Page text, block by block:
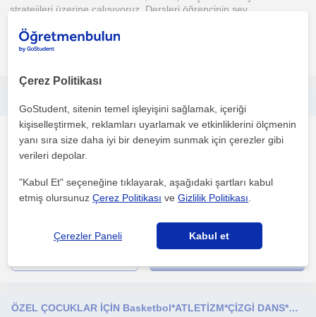
stratejileri üzerine çalışıyoruz. Dersleri öğrencinin sev...
daha fazlasını gör
Masa Tenisi
Eğlenceli bir şekilde ders aktarımını yaparız canı sıkıldığında ise
ÖZEL ÇOCUKLAR İÇİN Basketbol*ATLETİZM*ÇİZGİ DANS*HALK OYUNLARI*MASA TENİSİ SPOR
Çerez Politikası
GoStudent, sitenin temel işleyişini sağlamak, içeriği
kişiselleştirmek, reklamları uyarlamak ve etkinliklerini ölçmenin
yanı sıra size daha iyi bir deneyim sunmak için çerezler gibi
verileri depolar.
"Kabul Et" seçeneğine tıklayarak, aşağıdaki şartları kabul
etmiş olursunuzÇerez Politikası veGizlilik Politikası
Çerezler Paneli Kabul et